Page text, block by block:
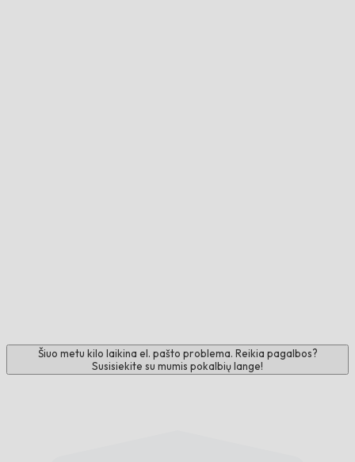
Šiuo metu kilo laikina el. pašto problema. Reikia pagalbos?
Susisiekite su mumis pokalbių lange!